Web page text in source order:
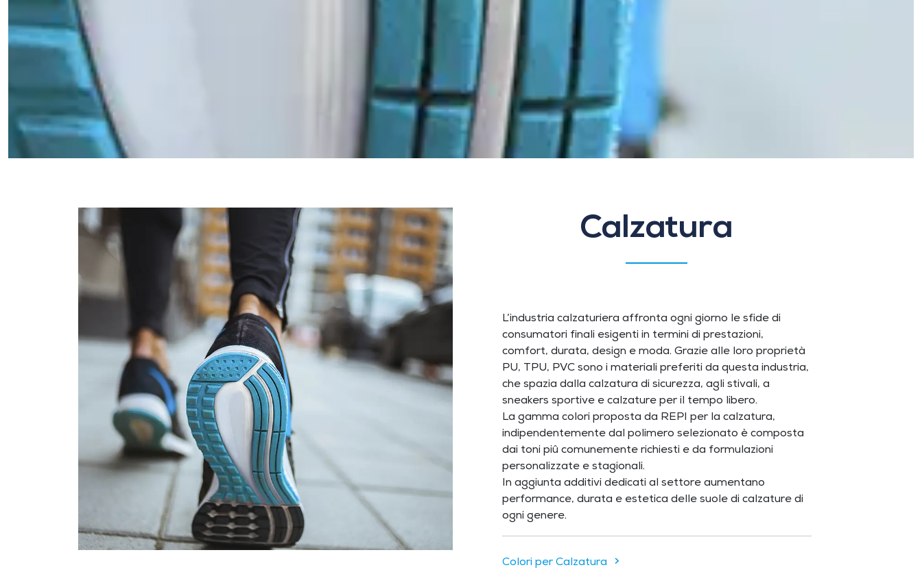
Calzatura
L’industria calzaturiera affronta ogni giorno le sfide di
consumatori finali esigenti in termini di prestazioni,
comfort, durata, design e moda. Grazie alle loro proprietà
PU, TPU, PVC sono i materiali preferiti da questa industria,
che spazia dalla calzatura di sicurezza, agli stivali, a
sneakers sportive e calzature per il tempo libero.
La gamma colori proposta da REPI per la calzatura,
indipendentemente dal polimero selezionato è composta
dai toni piû comunemente richiesti e da formulazioni
personalizzate e stagionali.
In aggiunta additivi dedicati al settore aumentano
performance, durata e estetica delle suole di calzature di
ogni genere.
Colori per Calzatura